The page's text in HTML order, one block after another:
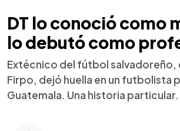
DT lo conoció como
lo debutó como
Extécnico del fútbol salvadoreño,
Firpo, dejó huella en un futbolista
Guatemala. Una historia